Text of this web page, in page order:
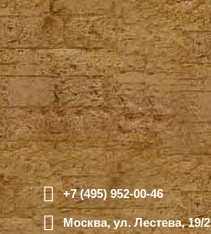
+7 (495) 952-00-46
Москва, ул. Лестева, 19/2